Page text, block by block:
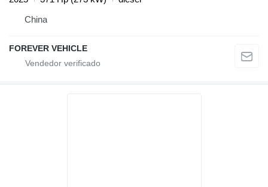
China
FOREVER VEHICLE